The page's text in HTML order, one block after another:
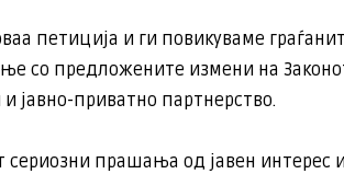
петиција и ги повикуваме
со предложените измени на
јавно-приватно партнерство.
прашања од јавен интерес и